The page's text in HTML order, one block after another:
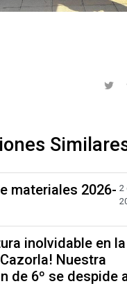
materiales 2026- 2
inolvidable en la
Nuestra
de 6º se despide